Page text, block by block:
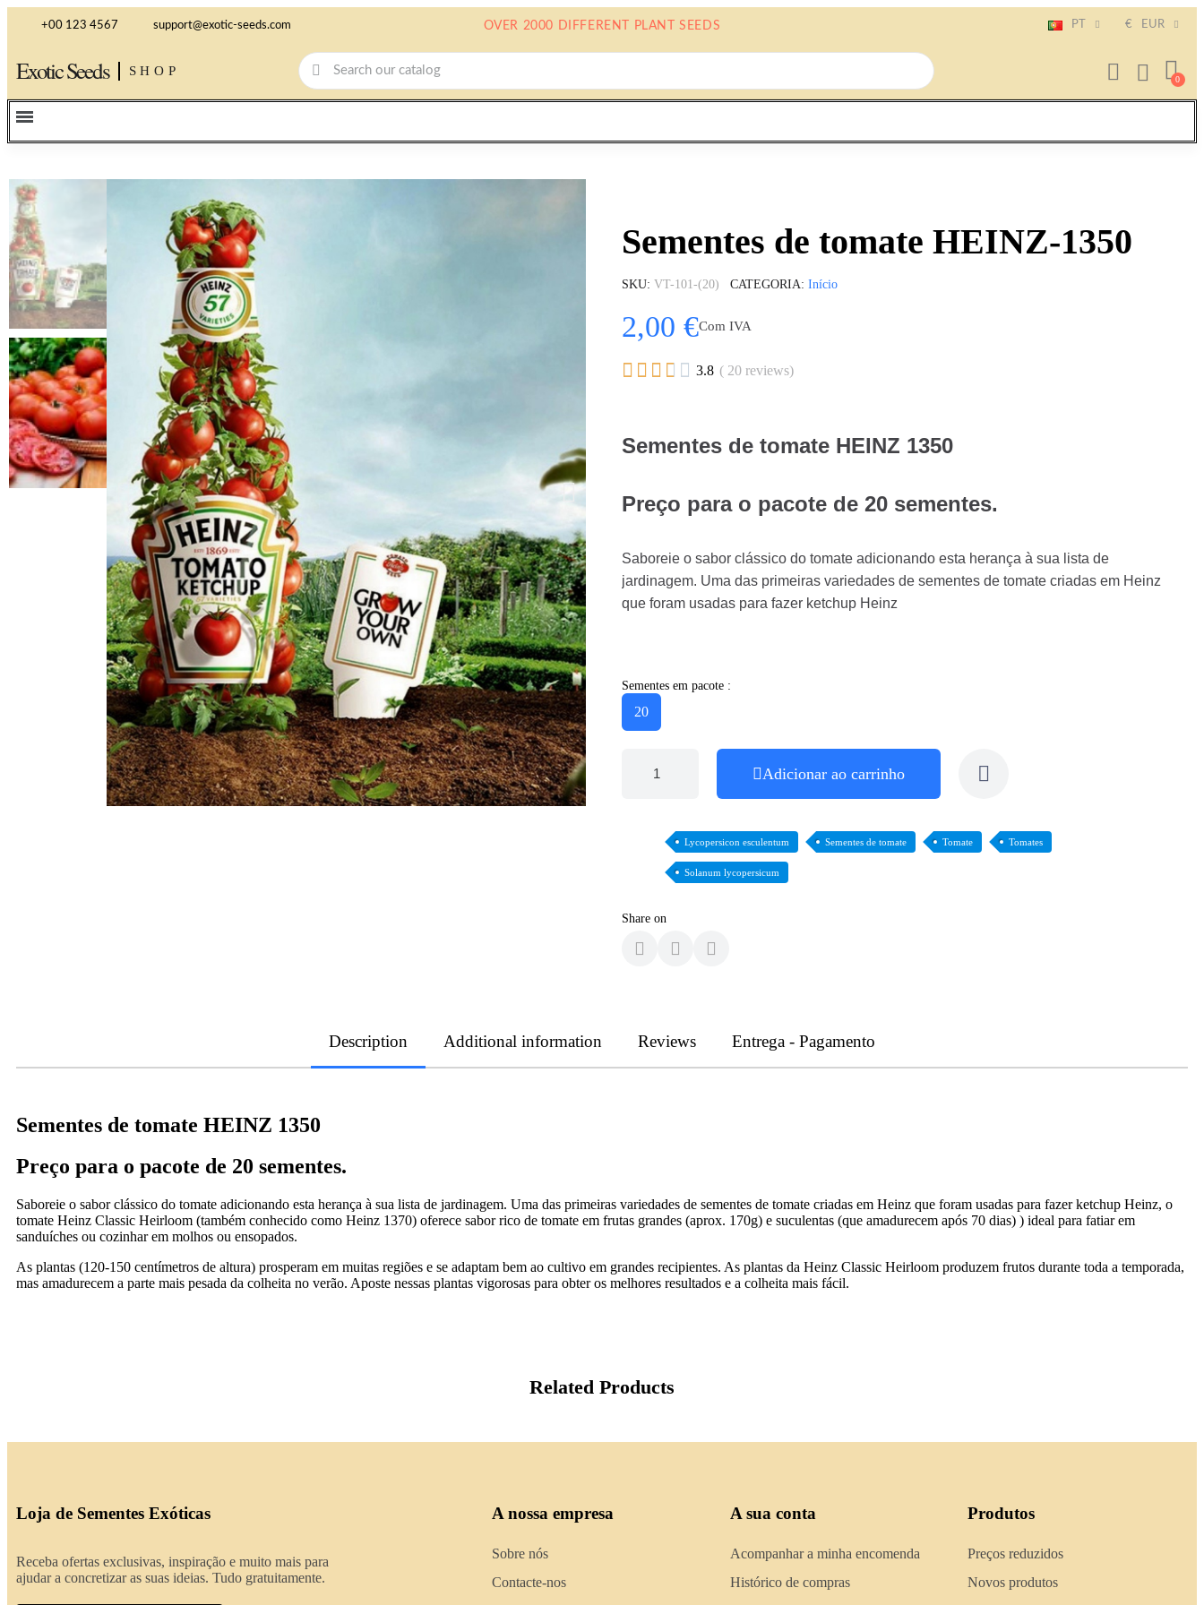
+00 123 4567 support@exotic-seeds.com OVER 2000 DIFFERENT PLANT SEEDS PT € EUR
Exotic Seeds SHOP
Sementes de tomate HEINZ-1350
SKU VT-101-(20) CATEGORIA Início
2,00 €Com IVA
     3.8 ( 20 reviews)
Sementes de tomate HEINZ 1350
Preço para o pacote de 20 sementes.
Saboreie o sabor clássico do tomate adicionando esta herança à sua lista de
jardinagem. Uma das primeiras variedades de sementes de tomate criadas em Heinz
que foram usadas para fazer ketchup Heinz
Sementes em pacote :
20
Adicionar ao carrinho
Lycopersicon esculentum Sementes de tomate Tomate Tomates
Solanum lycopersicum
Share on
Description Additional information Reviews Entrega - Pagamento
Sementes de tomate HEINZ 1350
Preço para o pacote de 20 sementes.
Saboreie o sabor clássico do tomate adicionando esta herança à sua lista de jardinagem. Uma das primeiras variedades de sementes de tomate criadas em Heinz que foram usadas para fazer ketchup Heinz, o
tomate Heinz Classic Heirloom (também conhecido como Heinz 1370) oferece sabor rico de tomate em frutas grandes (aprox. 170g) e suculentas (que amadurecem após 70 dias) ) ideal para fatiar em
sanduíches ou cozinhar em molhos ou ensopados.
As plantas (120-150 centímetros de altura) prosperam em muitas regiões e se adaptam bem ao cultivo em grandes recipientes. As plantas da Heinz Classic Heirloom produzem frutos durante toda a temporada,
mas amadurecem a parte mais pesada da colheita no verão. Aposte nessas plantas vigorosas para obter os melhores resultados e a colheita mais fácil.
Related Products
Loja de Sementes Exóticas
Receba ofertas exclusivas, inspiração e muito mais para
ajudar a concretizar as suas ideias. Tudo gratuitamente.
A nossa empresa
Sobre nós
Contacte-nos
A sua conta
Acompanhar a minha encomenda
Histórico de compras
Produtos
Preços reduzidos
Novos produtos